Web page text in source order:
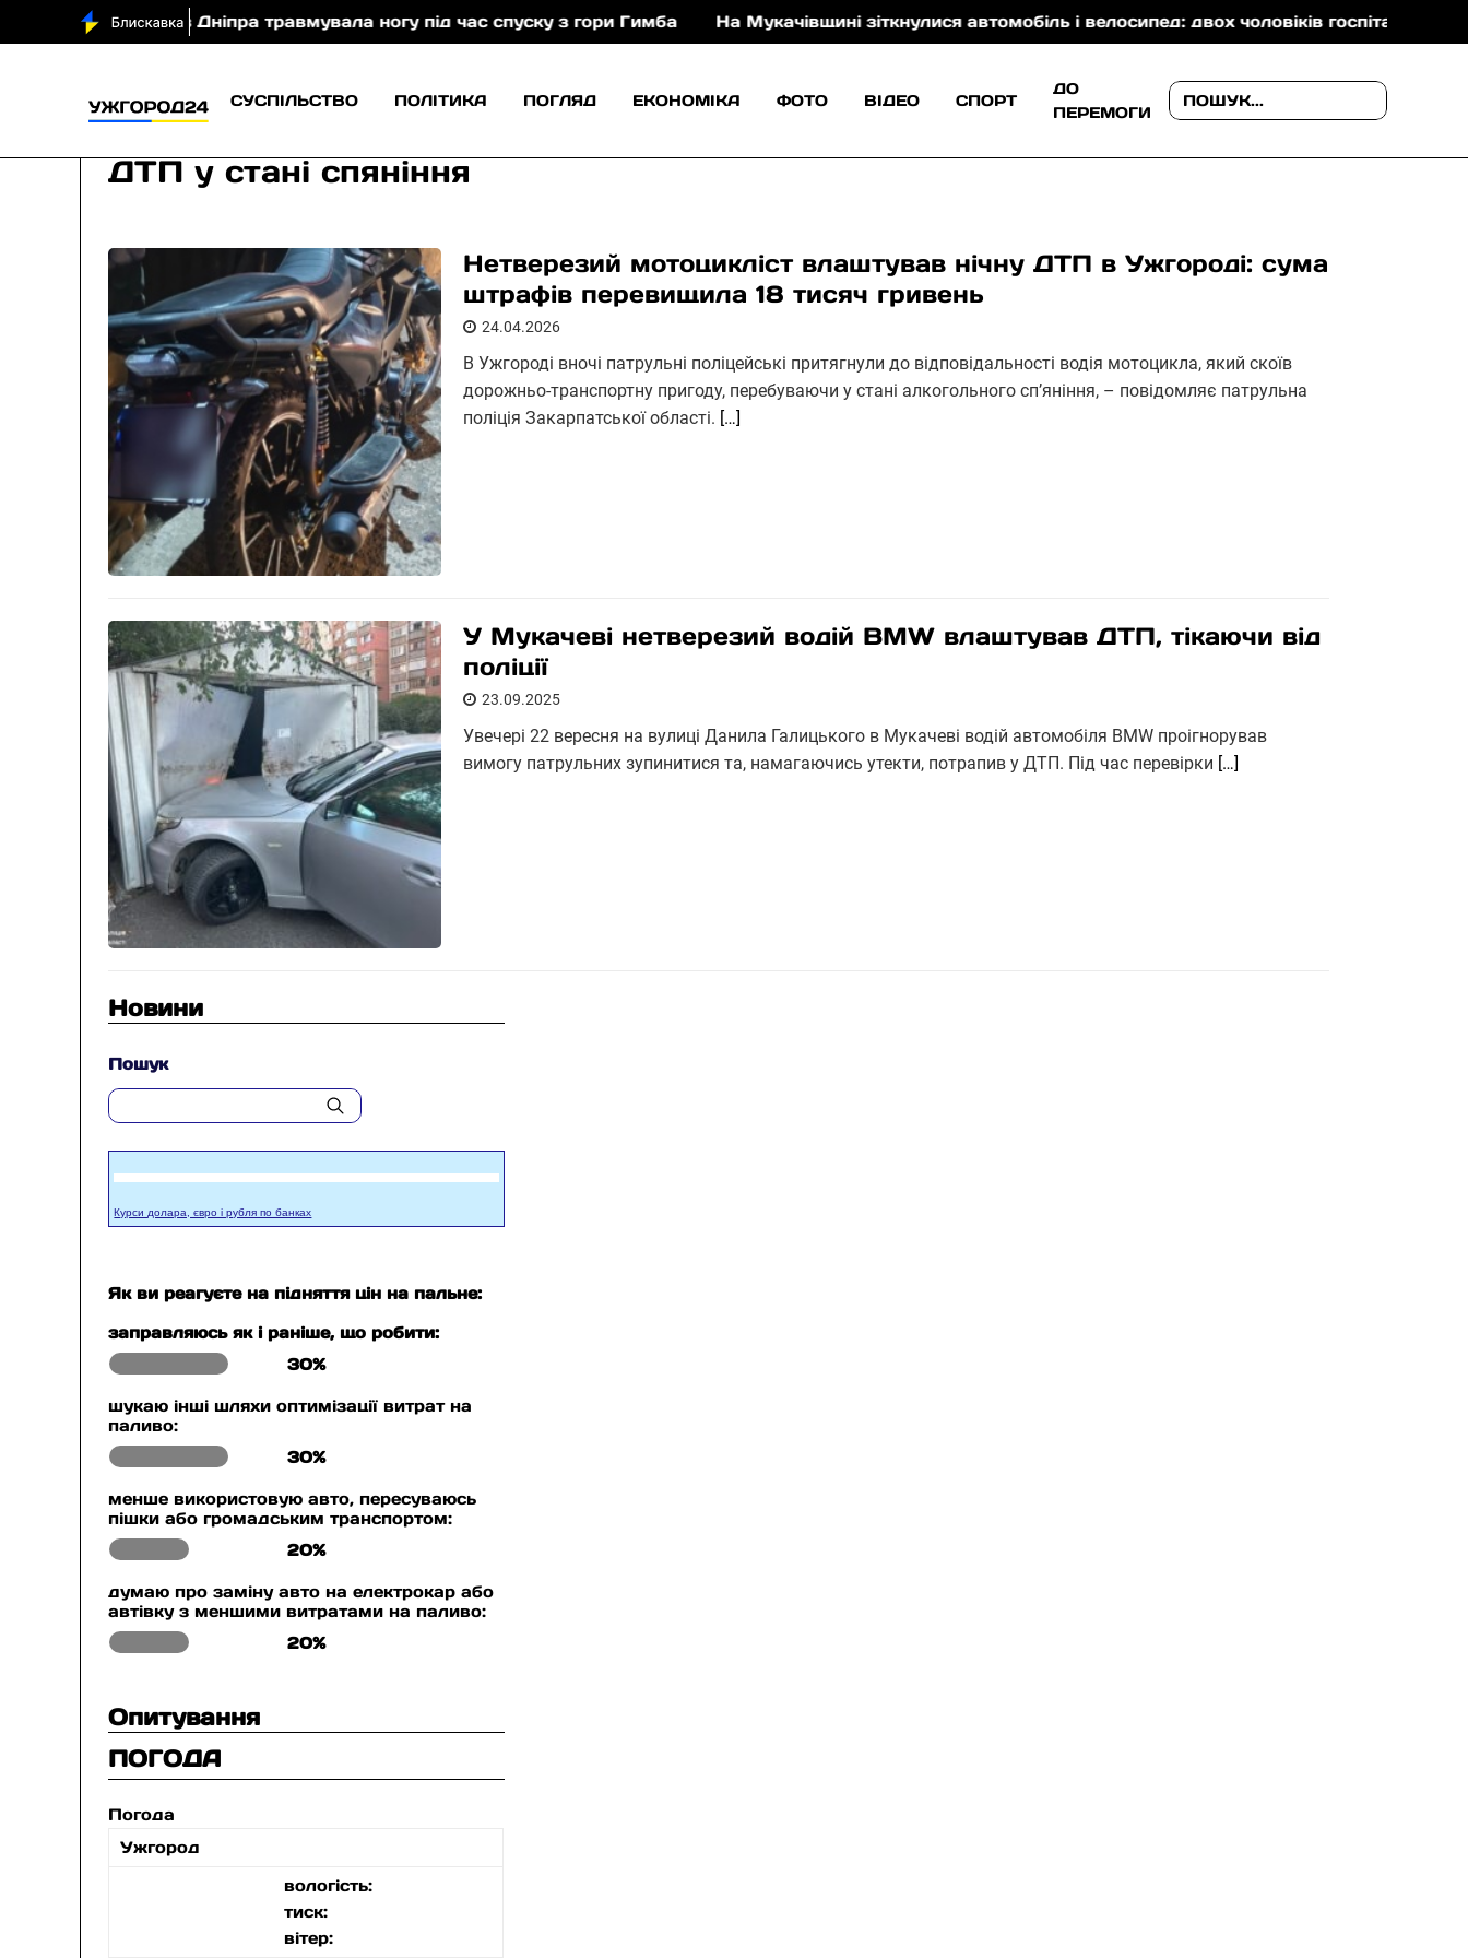
туристка з Дніпра травмувала ногу під час спуску з гори Гимба На Мукачівщині зіткнулися автомобіль і велосипед: двох чоловіків госпіталізували
СУСПІЛЬСТВО ПОЛІТИКА ПОГЛЯД ЕКОНОМІКА ФОТО ВІДЕО СПОРТ
ДО
ПЕРЕМОГИ
ДТП у стані спяніння
Нетверезий мотоцикліст влаштував нічну ДТП в Ужгороді: сума
штрафів перевищила 18 тисяч гривень
24.04.2026
В Ужгороді вночі патрульні поліцейські притягнули до відповідальності водія мотоцикла, який скоїв
дорожньо-транспортну пригоду, перебуваючи у стані алкогольного сп’яніння, – повідомляє патрульна
поліція Закарпатської області. […]
У Мукачеві нетверезий водій BMW влаштував ДТП, тікаючи від
поліції
23.09.2025
Увечері 22 вересня на вулиці Данила Галицького в Мукачеві водій автомобіля BMW проігнорував
вимогу патрульних зупинитися та, намагаючись утекти, потрапив у ДТП. Під час перевірки […]
Новини
Пошук
Курси долара, євро і рубля по банках
Як ви реагуєте на підняття цін на пальне:
заправляюсь як і раніше, що робити:
30%
шукаю інші шляхи оптимізації витрат на
паливо:
30%
менше використовую авто, пересуваюсь
пішки або громадським транспортом:
20%
думаю про заміну авто на електрокар або
автівку з меншими витратами на паливо:
20%
Опитування
ПОГОДА
Погода
Ужгород
вологість:
тиск:
вітер: